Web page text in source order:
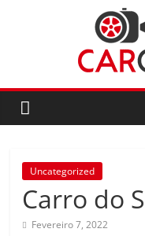
CarOnline.TV
Ensaios
Automóvel
em
Português
Uncategorized
Carro do
Fevereiro 7, 2022